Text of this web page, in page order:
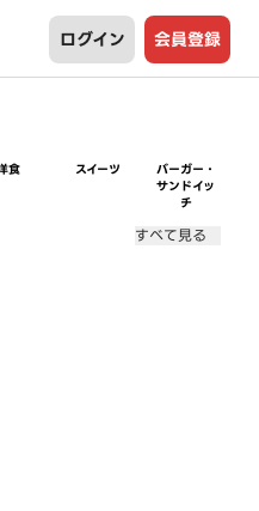
ログイン 会員登録
食 スイーツ
バーガー・
サンドイッ
チ
すべて見る